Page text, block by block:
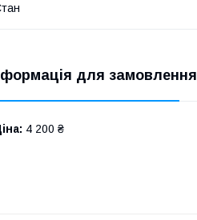
для замовлення
4 200 ₴